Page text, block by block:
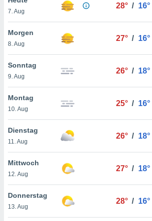
oder
Partner
es uns
das
der
Profil zu
Ihnen
finden
. Sie
jederzeit
Rand
7. Aug
28° / 16°
Morgen
8. Aug
27° / 16°
Sonntag
9. Aug
26° / 18°
Montag
10. Aug
25° / 16°
Dienstag
11. Aug
26° / 18°
Mittwoch
12. Aug
27° / 18°
Donnerstag
13. Aug
28° / 16°